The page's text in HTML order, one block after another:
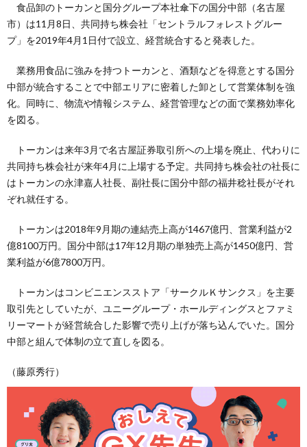
食品卸のトーカンと国分グループ本社傘下の国分中部（名古屋
市）は11月8日、共同持ち株会社「セントラルフォレストグルー
プ」を2019年4月1日付で設立、経営統合すると発表した。
業務用食品に強みを持つトーカンと、酒類などを得意とする国分
中部が統合することで中部エリアに密着した卸として営業体制を強
化。同時に、物流や情報システム、経営管理などの面で業務効率化
を図る。
トーカンは来年3月で名古屋証券取引所への上場を廃止、代わりに
共同持ち株会社が来年4月に上場する予定。共同持ち株会社の社長に
はトーカンの永津嘉人社長、副社長に国分中部の福井稔社長がそれ
ぞれ就任する。
トーカンは2018年9月期の連結売上高が1467億円、営業利益が2
億8100万円。国分中部は17年12月期の単独売上高が1450億円、営
業利益が6億7800万円。
トーカンはコンビニエンスストア「サークルＫサンクス」を主要
取引先としていたが、ユニーグループ・ホールディングスとファミ
リーマートが経営統合した影響で売り上げが落ち込んでいた。国分
中部と組んで体制の立て直しを図る。
（藤原秀行）